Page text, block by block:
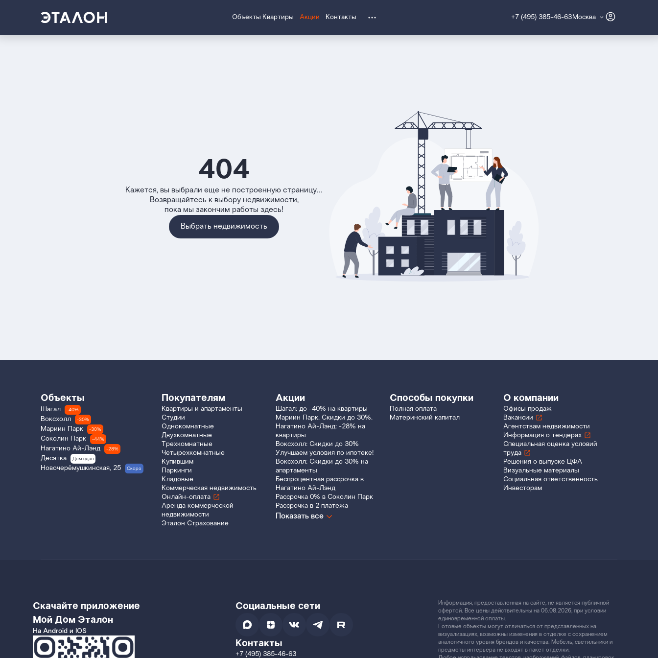
Объекты Квартиры Акции Контакты +7 (495) 385-46-63 Москва
404
Кажется, вы выбрали еще не построенную страницу...
Возвращайтесь к выбору недвижимости,
пока мы закончим работы здесь!
Выбрать недвижимость
Объекты
Шагал -40%
Воксхолл -30%
Мариин Парк -30%
Соколин Парк -44%
Нагатино Ай-Лэнд -28%
Десятка Дом сдан
Новочерёмушкинская, 25 Скоро
Покупателям
Квартиры и апартаменты
Студии
Однокомнатные
Двухкомнатные
Трехкомнатные
Четырехкомнатные
Купившим
Паркинги
Кладовые
Коммерческая недвижимость
Онлайн-оплата
Аренда коммерческой
недвижимости
Эталон Страхование
Акции
Шагал: до -40% на квартиры
Мариин Парк. Скидки до 30%.
Нагатино Ай-Лэнд: -28% на
квартиры
Воксхолл: Скидки до 30%
Улучшаем условия по ипотеке!
Воксхолл: Скидки до 30% на
апартаменты
Беспроцентная рассрочка в
Нагатино Ай-Лэнд
Рассрочка 0% в Соколин Парк
Рассрочка в 2 платежа
Показать все
Способы покупки
Полная оплата
Материнский капитал
О компании
Офисы продаж
Вакансии
Агентствам недвижимости
Информация о тендерах
Специальная оценка условий
труда
Решения о выпуске ЦФА
Визуальные материалы
Социальная ответственность
Инвесторам
Скачайте приложение
Мой Дом Эталон
На Android и IOS
Социальные сети
Контакты
+7 (495) 385-46-63
Информация, предоставленная на сайте, не является публичной
офертой. Все цены действительны на 06.08.2026, при условии
единовременной оплаты.
Готовые объекты могут отличаться от представленных на
визуализациях, возможны изменения в отделке с сохранением
аналогичного уровня брендов и качества. Мебель, светильники и
предметы интерьера не входят в пакет отделки.